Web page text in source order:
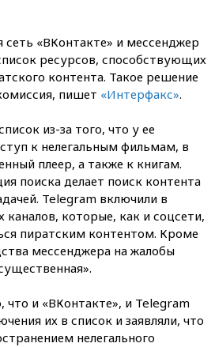
сеть «ВКонтакте» и мессенджер
ресурсов, способствующих
контента. Такое решение
пишет «Интерфакс».
из-за того, что у ее
к нелегальным фильмам, в
плеер, а также к книгам.
поиска делает поиск контента
Telegram включили в
каналов, которые, как и соцсети,
пиратским контентом. Кроме
мессенджера на жалобы
что и «ВКонтакте», и Telegram
их в список и заявляли, что
нелегального